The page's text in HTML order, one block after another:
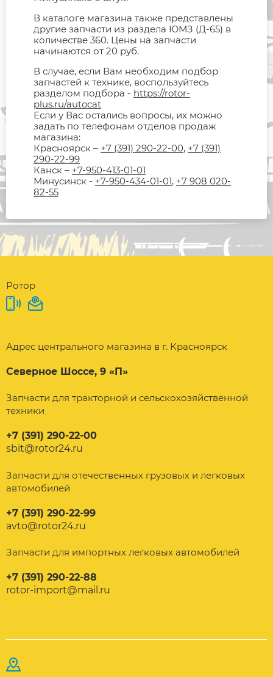
В каталоге магазина также представлены
другие запчасти из раздела ЮМЗ (Д-65) в
количестве 360. Цены на запчасти
начинаются от 20 руб.
В случае, если Вам необходим подбор
запчастей к технике, воспользуйтесь
разделом подбора - https://rotor-
plus.ru/autocat
Если у Вас остались вопросы, их можно
задать по телефонам отделов продаж
магазина:
Красноярск – +7 (391) 290-22-00, +7 (391)
290-22-99
Канск – +7-950-413-01-01
Минусинск - +7-950-434-01-01, +7 908 020-
82-55
Ротор
Адрес центрального магазина в г. Красноярск
Северное Шоссе, 9 «П»
Запчасти для тракторной и сельскохозяйственной
техники
+7 (391) 290-22-00
sbit@rotor24.ru
Запчасти для отечественных грузовых и легковых
автомобилей
+7 (391) 290-22-99
avto@rotor24.ru
Запчасти для импортных легковых автомобилей
+7 (391) 290-22-88
rotor-import@mail.ru